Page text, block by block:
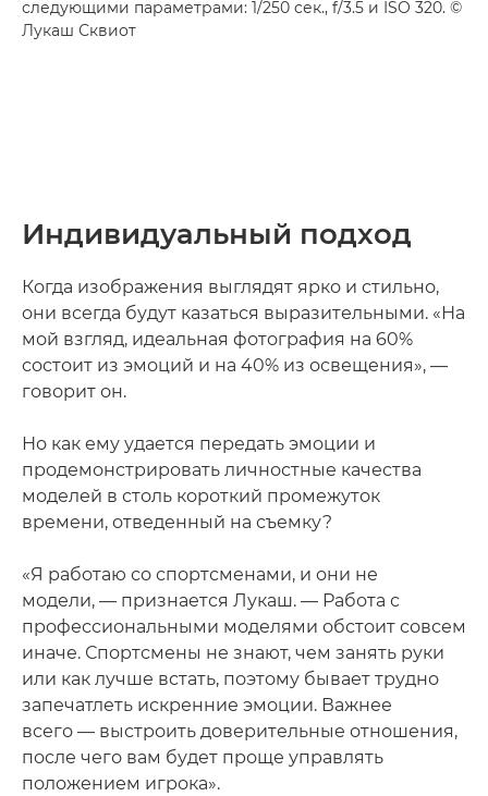
следующими параметрами: 1/250 сек., f/3.5 и ISO 320. ©
Лукаш Сквиот
Индивидуальный подход
Когда изображения выглядят ярко и стильно,
они всегда будут казаться выразительными. «На
мой взгляд, идеальная фотография на 60%
состоит из эмоций и на 40% из освещения», —
говорит он.
Но как ему удается передать эмоции и
продемонстрировать личностные качества
моделей в столь короткий промежуток
времени, отведенный на съемку?
«Я работаю со спортсменами, и они не
модели, — признается Лукаш. — Работа с
профессиональными моделями обстоит совсем
иначе. Спортсмены не знают, чем занять руки
или как лучше встать, поэтому бывает трудно
запечатлеть искренние эмоции. Важнее
всего — выстроить доверительные отношения,
после чего вам будет проще управлять
положением игрока».